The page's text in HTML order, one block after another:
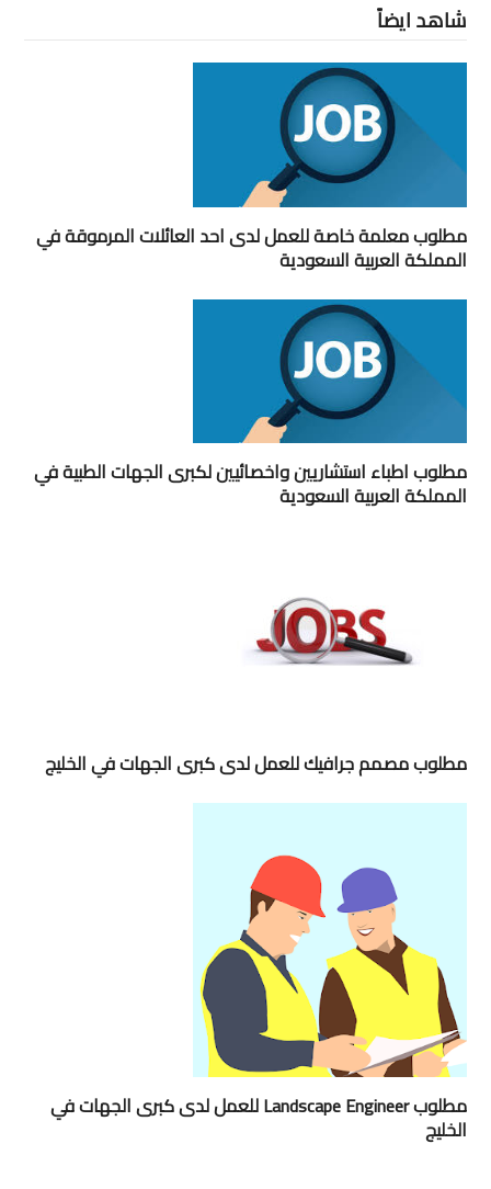
شاهد ايضاً
مطلوب معلمة خاصة للعمل لدى احد العائلات المرموقة في
المملكة العربية السعودية
مطلوب اطباء استشاريين واخصائيين لكبرى الجهات الطبية في
المملكة العربية السعودية
مطلوب مصمم جرافيك للعمل لدى كبرى الجهات في الخليج
مطلوب Landscape Engineer للعمل لدى كبرى الجهات في
الخليج